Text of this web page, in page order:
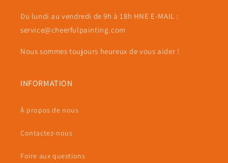
Du lundi au vendredi de 9h à 18h HNE E-MAIL :
service@cheerfulpainting.com
Nous sommes toujours heureux de vous aider !
INFORMATION
À propos de nous
Contactez-nous
Foire aux questions